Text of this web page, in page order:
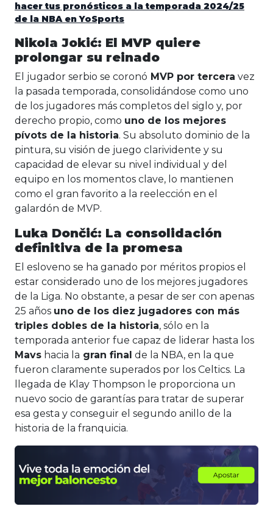
hacer tus pronósticos a la temporada 2024/25
de la NBA en YoSports
Nikola Jokić: El MVP quiere
prolongar su reinado
El jugador serbio se coronó MVP por tercera vez
la pasada temporada, consolidándose como uno
de los jugadores más completos del siglo y, por
derecho propio, como uno de los mejores
pívots de la historia. Su absoluto dominio de la
pintura, su visión de juego clarividente y su
capacidad de elevar su nivel individual y del
equipo en los momentos clave, lo mantienen
como el gran favorito a la reelección en el
galardón de MVP.
Luka Dončić: La consolidación
definitiva de la promesa
El esloveno se ha ganado por méritos propios el
estar considerado uno de los mejores jugadores
de la Liga. No obstante, a pesar de ser con apenas
25 años uno de los diez jugadores con más
triples dobles de la historia, sólo en la
temporada anterior fue capaz de liderar hasta los
Mavs hacia la gran final de la NBA, en la que
fueron claramente superados por los Celtics. La
llegada de Klay Thompson le proporciona un
nuevo socio de garantías para tratar de superar
esa gesta y conseguir el segundo anillo de la
historia de la franquicia.